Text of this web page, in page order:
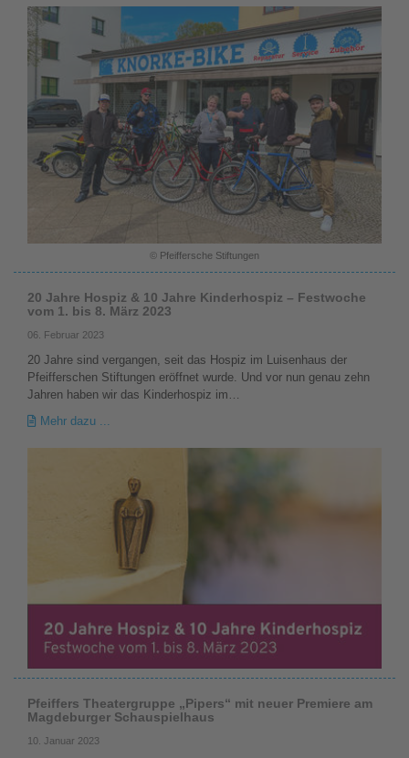
© Pfeiffersche Stiftungen
20 Jahre Hospiz & 10 Jahre Kinderhospiz – Festwoche
vom 1. bis 8. März 2023
06. Februar 2023
20 Jahre sind vergangen, seit das Hospiz im Luisenhaus der
Pfeifferschen Stiftungen eröffnet wurde. Und vor nun genau zehn
Jahren haben wir das Kinderhospiz im…
Mehr dazu ...
Pfeiffers Theatergruppe „Pipers“ mit neuer Premiere am
Magdeburger Schauspielhaus
10. Januar 2023